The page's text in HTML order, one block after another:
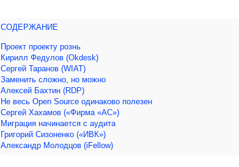
СОДЕРЖАНИЕ
Проект проекту рознь
Кирилл Федулов (Okdesk)
Сергей Таранов (WIAT)
Заменить сложно, но можно
Алексей Бахтин (RDP)
Не весь Open Source одинаково полезен
Сергей Хахамов («Фирма «АС»)
Миграция начинается с аудита
Григорий Сизоненко («ИВК»)
Александр Молодцов (iFellow)